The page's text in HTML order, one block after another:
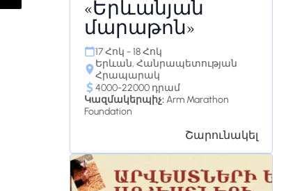
«Երևանյան
մարաթոն»
17 Հոկ - 18 Հոկ
Երևան, Հանրապետության
Հրապարակ
4000-22000 դրամ
Կազմակերպիչ:Arm Marathon
Foundation
Շարունակել